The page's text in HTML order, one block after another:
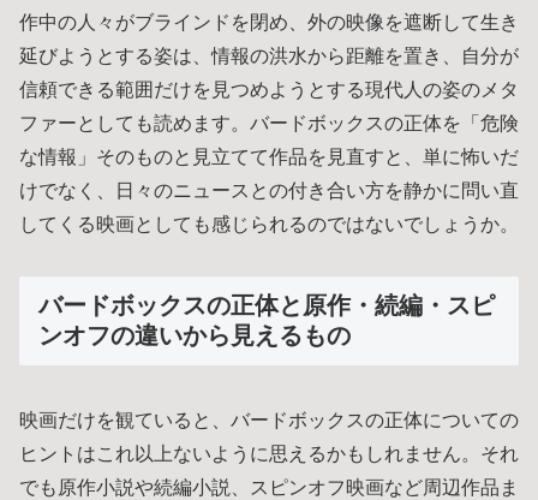
作中の人々がブラインドを閉め、外の映像を遮断して生き
延びようとする姿は、情報の洪水から距離を置き、自分が
信頼できる範囲だけを見つめようとする現代人の姿のメタ
ファーとしても読めます。バードボックスの正体を「危険
な情報」そのものと見立てて作品を見直すと、単に怖いだ
けでなく、日々のニュースとの付き合い方を静かに問い直
してくる映画としても感じられるのではないでしょうか。
バードボックスの正体と原作・続編・スピ
ンオフの違いから見えるもの
映画だけを観ていると、バードボックスの正体についての
ヒントはこれ以上ないように思えるかもしれません。それ
でも原作小説や続編小説、スピンオフ映画など周辺作品ま